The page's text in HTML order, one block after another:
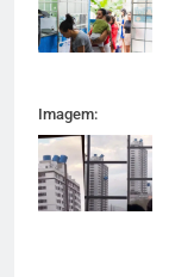
Imagem:
Reprodução